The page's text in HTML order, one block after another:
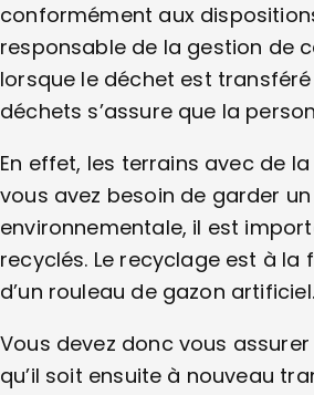
conformément aux
responsable de la gestion de
lorsque le déchet est
déchets s’assure que la
En effet, les terrains avec de
vous avez besoin de garder
environnementale, il est
recyclés. Le recyclage est à
d’un rouleau de gazon artificiel.
Vous devez donc vous
qu’il soit ensuite à nouveau